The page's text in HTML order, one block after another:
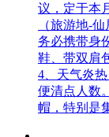
议，定于本
（旅游地-
务必携带身
鞋、带双肩
4、天气炎
便清点人数
帽，特别是